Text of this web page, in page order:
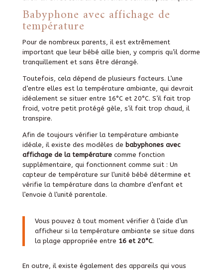
Babyphone avec affichage de
température
Pour de nombreux parents, il est extrêmement
important que leur bébé aille bien, y compris qu’il dorme
tranquillement et sans être dérangé.
Toutefois, cela dépend de plusieurs facteurs. L’une
d’entre elles est la température ambiante, qui devrait
idéalement se situer entre 16°C et 20°C. S’il fait trop
froid, votre petit protégé gèle, s’il fait trop chaud, il
transpire.
Afin de toujours vérifier la température ambiante
idéale, il existe des modèles de babyphones avec
affichage de la températurecomme fonction
supplémentaire, qui fonctionnent comme suit : Un
capteur de température sur l’unité bébé détermine et
vérifie la température dans la chambre d’enfant et
l’envoie à l’unité parentale.
Vous pouvez à tout moment vérifier à l’aide d’un
afficheur si la température ambiante se situe dans
la plage appropriée entre 16 et 20°C.
En outre, il existe également des appareils qui vous